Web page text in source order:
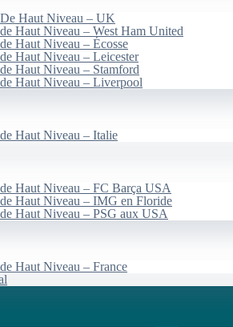
Haut Niveau – UK
Haut Niveau – West Ham United
Haut Niveau – Écosse
Haut Niveau – Leicester
Haut Niveau – Stamford
Haut Niveau – Liverpool
Haut Niveau – Italie
Haut Niveau – FC Barça USA
Haut Niveau – IMG en Floride
Haut Niveau – PSG aux USA
Haut Niveau – France